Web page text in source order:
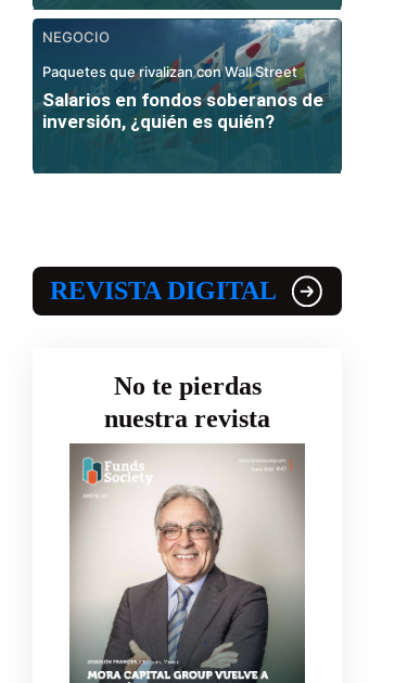
NEGOCIO
Paquetes que rivalizan con Wall Street
Salarios en fondos soberanos de
inversión, ¿quién es quién?
REVISTA DIGITAL
No te pierdas
nuestra revista